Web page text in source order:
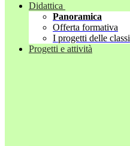
Didattica
Panoramica
Offerta formativa
I progetti delle classi
Progetti e attività